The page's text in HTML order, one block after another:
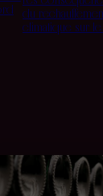
du
climatique sur le